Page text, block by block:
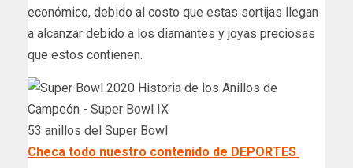
económico, debido al costo que estas sortijas llegan
a alcanzar debido a los diamantes y joyas preciosas
que estos contienen.
53 anillos del Super Bowl
Checa todo nuestro contenido de DEPORTES